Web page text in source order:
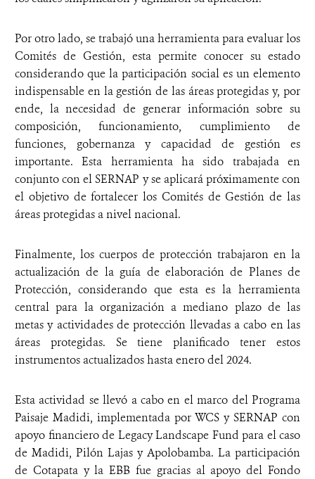
Por otro lado, se trabajó una herramienta para evaluar los
Comités de Gestión, esta permite conocer su estado
considerando que la participación social es un elemento
indispensable en la gestión de las áreas protegidas y, por
ende, la necesidad de generar información sobre su
composición, funcionamiento, cumplimiento de
funciones, gobernanza y capacidad de gestión es
importante. Esta herramienta ha sido trabajada en
conjunto con el SERNAP y se aplicará próximamente con
el objetivo de fortalecer los Comités de Gestión de las
áreas protegidas a nivel nacional.
Finalmente, los cuerpos de protección trabajaron en la
actualización de la guía de elaboración de Planes de
Protección, considerando que esta es la herramienta
central para la organización a mediano plazo de las
metas y actividades de protección llevadas a cabo en las
áreas protegidas. Se tiene planificado tener estos
instrumentos actualizados hasta enero del 2024.
Esta actividad se llevó a cabo en el marco del Programa
Paisaje Madidi, implementada por WCS y SERNAP con
apoyo financiero de Legacy Landscape Fund para el caso
de Madidi, Pilón Lajas y Apolobamba. La participación
de Cotapata y la EBB fue gracias al apoyo del Fondo